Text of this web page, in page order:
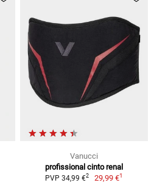
Vanucci
profissional cinto renal
PVP 34,99 €2 29,99 €1